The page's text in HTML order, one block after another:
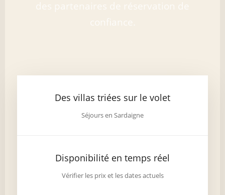
Des villas triées sur le volet
Séjours en Sardaigne
Disponibilité en temps réel
Vérifier les prix et les dates actuels